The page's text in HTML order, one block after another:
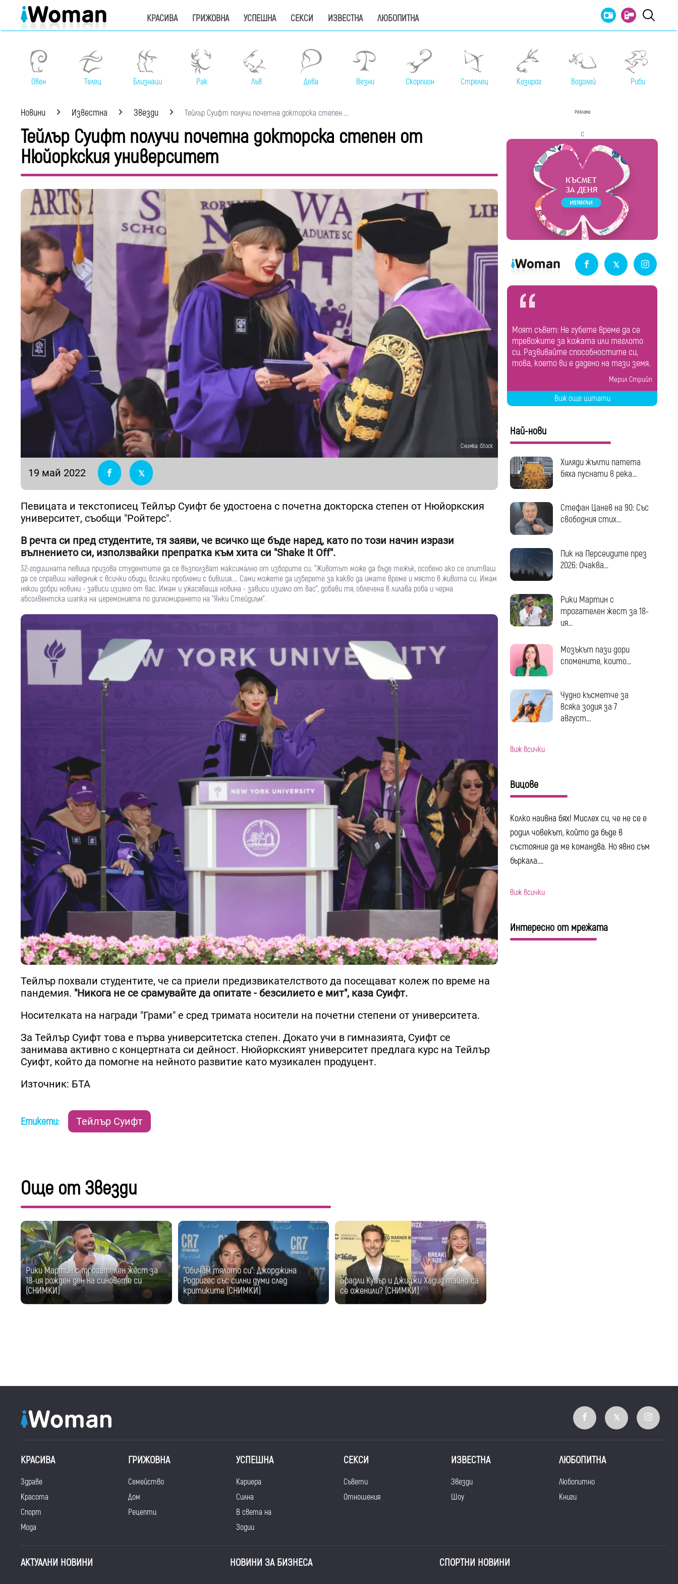
КРАСИВА ГРИЖОВНА УСПЕШНА СЕКСИ ИЗВЕСТНА ЛЮБОПИТНА
Овен Телец Близнаци Рак Лъв Дева Везни Скорпион Стрелец Козирог Водолей Риби
Новини Известна Звезди Тейлър Суифт получи почетна докторска степен ...
Тейлър Суифт получи почетна докторска степен от
Нюйоркския университет
Снимка: iStock
19 май 2022
Певицата и текстописец Тейлър Суифт бе удостоена с почетна докторска степен от Нюйоркския
университет, съобщи "Ройтерс".
В речта си пред студентите, тя заяви, че всичко ще бъде наред, като по този начин изрази
вълнението си, използвайки препратка към хита си "Shake It Off".
32-годишната певица призова студентите да се възползват максимално от изборите си. "Животът може да бъде тежък, особено ако се опитваш
да се справиш наведнъж с всички обиди, всички проблеми с бившия.... Сами можете да изберете за какво да имате време и място в живота си. Имам
някои добри новини - зависи изцяло от вас. Имам и ужасяваща новина - зависи изцяло от вас", добави тя, облечена в лилава роба и черна
абсолвентска шапка на церемонията по дипломирането на "Янки Стейдиъм".
Тейлър похвали студентите, че са приели предизвикателството да посещават колеж по време на
пандемия. "Никога не се срамувайте да опитате - безсилието е мит", каза Суифт.
Носителката на награди "Грами" е сред тримата носители на почетни степени от университета.
За Тейлър Суифт това е първа университетска степен. Докато учи в гимназията, Суифт се
занимава активно с концертната си дейност. Нюйоркският университет предлага курс на Тейлър
Суифт, който да помогне на нейното развитие като музикален продуцент.
Източник: БТА
Етикети: Тейлър Суифт
Още от Звезди
Рики Мартин с трогателен жест за
18-ия рожден ден на синовете си
(СНИМКИ)
"Обичам тялото си": Джорджина
Родригес със силни думи след
критиките (СНИМКИ)
Брадли Купър и Джиджи Хадид тайно са
се оженили? (СНИМКИ)
Реклама
с
Моят съвет: Не губете време да се
тревожите за кожата или теглото
си. Развивайте способностите си,
това, което ви е дадено на тази земя.
Мерил Стрийп
Виж още цитати
Най-нови
Хиляди жълти патета
бяха пуснати в река...
Стефан Цанев на 90: Със
свободния стих...
Пик на Персеидите през
2026: Очаква...
Рики Мартин с
трогателен жест за 18-
ия...
Мозъкът пази дори
спомените, които...
Чудно късметче за
всяка зодия за 7
август...
виж всички
Вицове
Колко наивна бях! Мислех си, че не се е
родил човекът, който да бъде в
състояние да ме командва. Но явно съм
бъркала....
виж всички
Интересно от мрежата
КРАСИВА
Здраве
Красота
Спорт
Мода
ГРИЖОВНА
Семейство
Дом
Рецепти
УСПЕШНА
Кариера
Силна
В света на
Зодии
СЕКСИ
Съвети
Отношения
ИЗВЕСТНА
Звезди
Шоу
ЛЮБОПИТНА
Любопитно
Книги
АКТУАЛНИ НОВИНИ НОВИНИ ЗА БИЗНЕСА СПОРТНИ НОВИНИ